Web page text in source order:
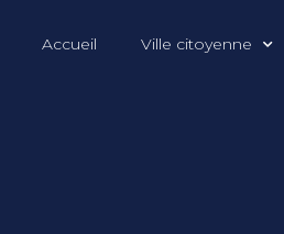
Accueil Ville citoyenne